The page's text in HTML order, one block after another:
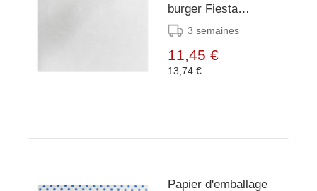
burger Fiesta
Compostable blanc
200)
3 semaines
11,45 €
13,74 €
Papier d'emballage